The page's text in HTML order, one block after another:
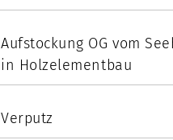
Aufstockung OG vom
in Holzelementbau
Verputz